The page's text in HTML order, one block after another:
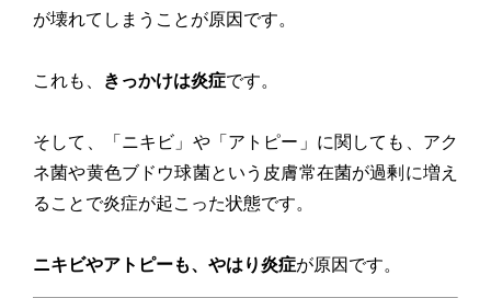
が壊れてしまうことが原因です。
これも、 きっかけは炎症です。
そして、「ニキビ」や「アトピー」に関しても、アク
ネ菌や黄色ブドウ球菌という皮膚常在菌が過剰に増え
ることで炎症が起こった状態です。
ニキビやアトピーも、やはり炎症が原因です。